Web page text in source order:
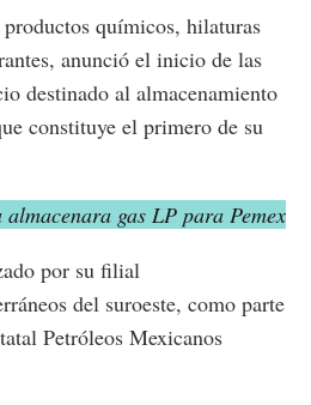
químicos, hilaturas
anunció el inicio de las
destinado al almacenamiento
constituye el primero de su
almacenara gas LP para Pemex
por su filial
del suroeste, como parte
Petróleos Mexicanos